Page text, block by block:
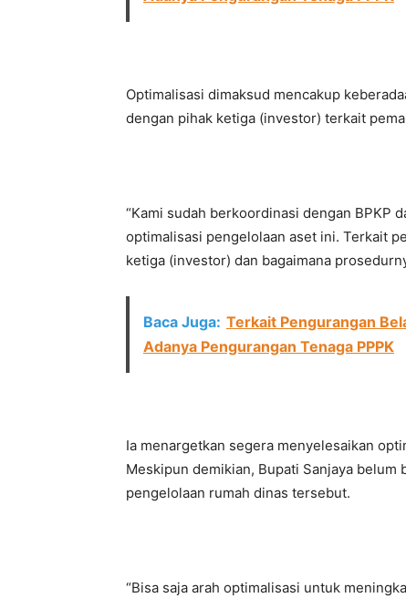
Optimalisasi dimaksud mencakup
dengan pihak ketiga (investor) terkait
“Kami sudah berkoordinasi dengan BPKP
optimalisasi pengelolaan aset ini. Terkait
ketiga (investor) dan bagaimana
Baca Juga: Terkait Pengurangan
Adanya Pengurangan Tenaga PPPK
Ia menargetkan segera menyelesaikan
Meskipun demikian, Bupati Sanjaya
pengelolaan rumah dinas tersebut.
“Bisa saja arah optimalisasi untuk